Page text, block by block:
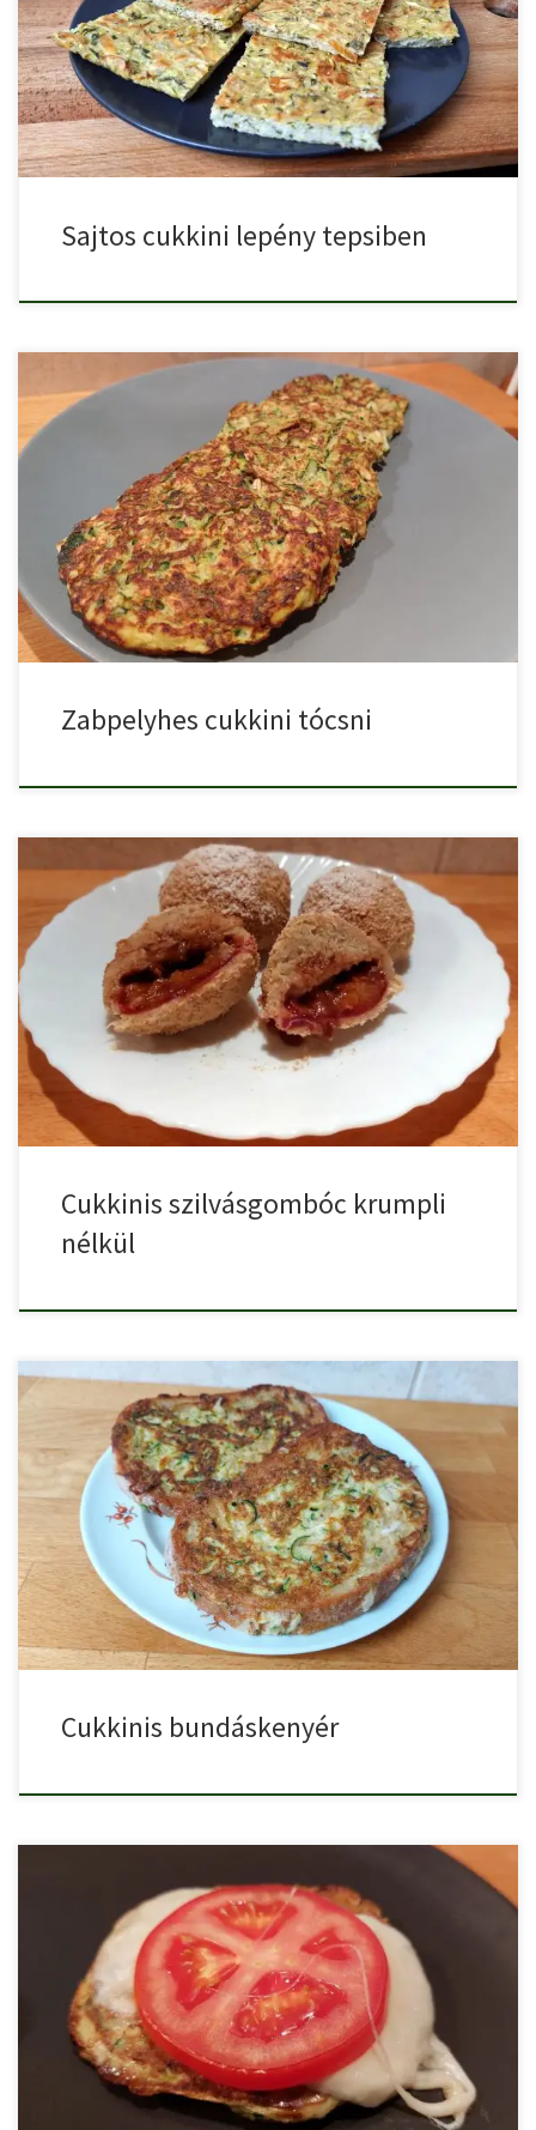
Sajtos cukkini lepény tepsiben egy finom cukkinis étel, ha szereted
[…]
Sajtos cukkini lepény tepsiben
Cukkini tócsninak számos változata létezik. A zabpelyhes cukkini
tócsni egy […]
Zabpelyhes cukkini tócsni
A szilvásgombóc egy népszerű magyar desszert, aminek az alapja
Cukkinis szilvásgombóc krumpli
nélkül
A hagyományos bundáskenyér is nagyon finom, de vihetünk bele
egy […]
Cukkinis bundáskenyér
A caprese csirkemell, ami egy nagyon népszerű étel, adta az […]